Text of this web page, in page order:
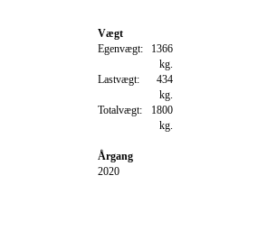
Vægt
Egenvægt: 1366
kg.
Lastvægt:
434
kg.
Totalvægt:
1800
kg.
Årgang
2020